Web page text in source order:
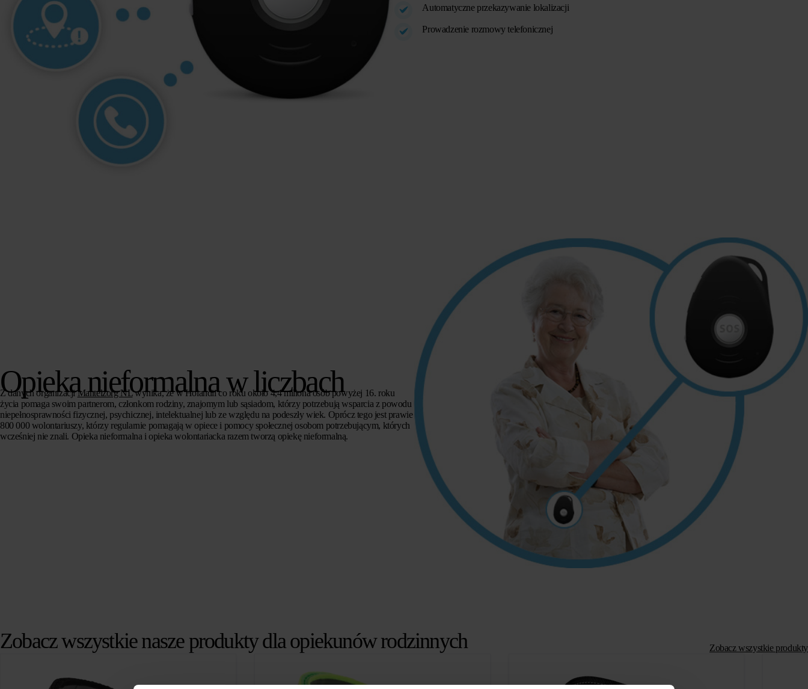
Automatyczne przekazywanie lokalizacji
Prowadzenie rozmowy telefonicznej
Opieka nieformalna w liczbach
Z danych organizacjiMantelzorg NLwynika, że w Holandii co roku około 4,4 miliona osób powyżej 16. roku
życia pomaga swoim partnerom, członkom rodziny, znajomym lub sąsiadom, którzy potrzebują wsparcia z powodu
niepełnosprawności fizycznej, psychicznej, intelektualnej lub ze względu na podeszły wiek. Oprócz tego jest prawie
800 000 wolontariuszy, którzy regularnie pomagają w opiece i pomocy społecznej osobom potrzebującym, których
wcześniej nie znali. Opieka nieformalna i opieka wolontariacka razem tworzą opiekę nieformalną.
Zobacz wszystkie nasze produkty dla opiekunów rodzinnych Zobacz wszystkie produkty